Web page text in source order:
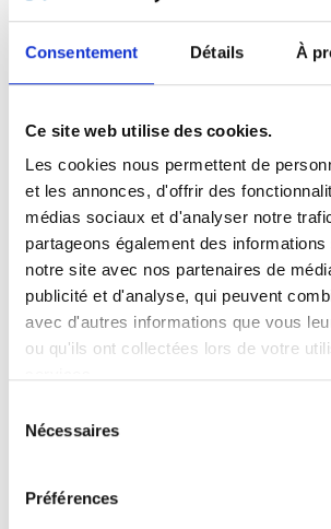
Consentement Détails À
Ce site web utilise des cookies.
Les cookies nous permettent de
et les annonces, d'offrir des
médias sociaux et d'analyser notre
partageons également des
notre site avec nos partenaires de
publicité et d'analyse, qui peuvent
avec d'autres informations que vous
ou qu'ils ont collectées lors de votre
Nécessaires
Préférences
Précédent
Ouvrez le menu déroulant sur la gauche et
produit qui vous intéresse. Remarque : pour
n’y a pas de vidéo.
Intégration de vidéo
Sous chaque vidéo se trouve un code que
pour intégrer la vidéo dans votre site web.
Abonnez-vous
Pour être notifié dès qu’une nouvelle vidéo
vous invitons à vous abonner à notre chaîne